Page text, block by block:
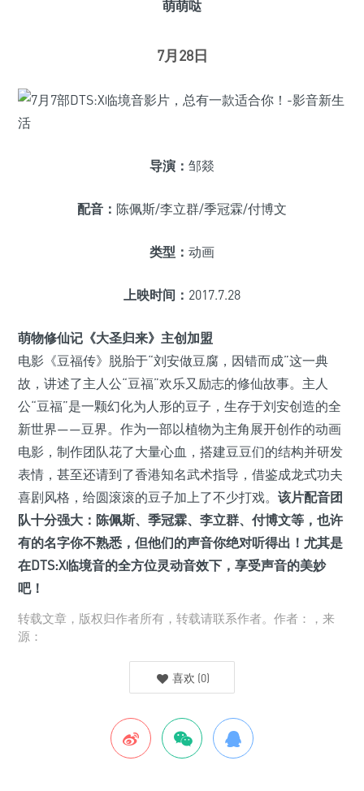
萌萌哒
7月28日
导演： 邹燚
配音： 陈佩斯/李立群/季冠霖/付博文
类型： 动画
上映时间： 2017.7.28
萌物修仙记 《大圣归来》主创加盟
电影《豆福传》脱胎于“刘安做豆腐，因错而成”这一典
故，讲述了主人公“豆福”欢乐又励志的修仙故事。主人
公“豆福”是一颗幻化为人形的豆子，生存于刘安创造的全
新世界——豆界。作为一部以植物为主角展开创作的动画
电影，制作团队花了大量心血，搭建豆豆们的结构并研发
表情，甚至还请到了香港知名武术指导，借鉴成龙式功夫
喜剧风格，给圆滚滚的豆子加上了不少打戏。 该片配音团
队十分强大：陈佩斯、季冠霖、李立群、付博文等，也许
有的名字你不熟悉，但他们的声音你绝对听得出！尤其是
在DTS:X临境音的全方位灵动音效下，享受声音的美妙
吧！
转载文章，版权归作者所有，转载请联系作者。作者：，来
源：
喜欢 (0)